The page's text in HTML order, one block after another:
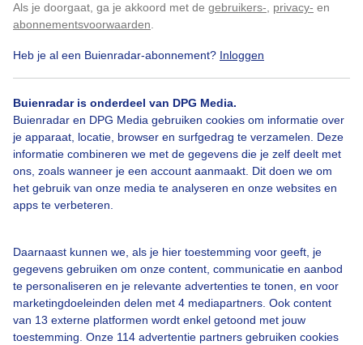
Als je doorgaat, ga je akkoord met de gebruikers- privacy- en
abonnementsvoorwaarden
Heb je al een Buienradar-abonnement? Inloggen
Buienradar is onderdeel van DPG Media.
Buienradar en DPG Media gebruiken cookies om informatie over
je apparaat, locatie, browser en surfgedrag te verzamelen. Deze
informatie combineren we met de gegevens die je zelf deelt met
ons, zoals wanneer je een account aanmaakt. Dit doen we om
het gebruik van onze media te analyseren en onze websites en
apps te verbeteren.
Daarnaast kunnen we, als je hier toestemming voor geeft, je
gegevens gebruiken om onze content, communicatie en aanbod
te personaliseren en je relevante advertenties te tonen, en voor
marketingdoeleinden delen met 4 mediapartners. Ook content
van 13 externe platformen wordt enkel getoond met jouw
toestemming. Onze 114 advertentie partners gebruiken cookies
Door: Willem van Nunen Gemaakt: 15-08-2025, 16x bekeken
Bekijk slideshow
Klik hierom dit aan te passen